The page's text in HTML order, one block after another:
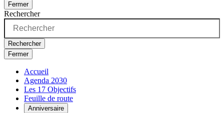
Fermer
Rechercher
Rechercher
Fermer
Accueil
Agenda 2030
Les 17 Objectifs
Feuille de route
Anniversaire